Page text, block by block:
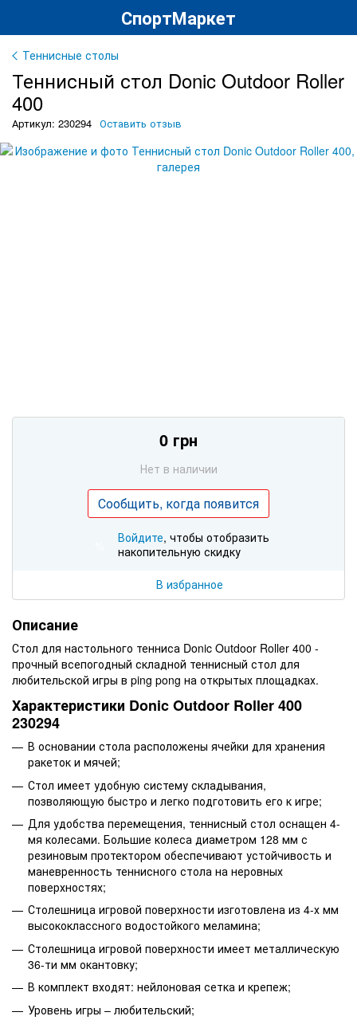
СпортМаркет
Теннисные столы
Теннисный стол Donic Outdoor Roller
400
Артикул: 230294 Оставить отзыв
0 грн
Нет в наличии
Сообщить, когда появится
Войдите, чтобы отобразить
накопительную скидку
В избранное
Описание
Стол для настольного тенниса Donic Outdoor Roller 400 -
прочный всепогодный складной теннисный стол для
любительской игры в ping pong на открытых площадках.
Характеристики Donic Outdoor Roller 400
230294
В основании стола расположены ячейки для хранения
ракеток и мячей;
Стол имеет удобную систему складывания,
позволяющую быстро и легко подготовить его к игре;
Для удобства перемещения, теннисный стол оснащен 4-
мя колесами. Большие колеса диаметром 128 мм с
резиновым протектором обеспечивают устойчивость и
маневренность теннисного стола на неровных
поверхностях;
Столешница игровой поверхности изготовлена из 4-х мм
высококлассного водостойкого меламина;
Столешница игровой поверхности имеет металлическую
36-ти мм окантовку;
В комплект входят: нейлоновая сетка и крепеж;
Уровень игры – любительский;